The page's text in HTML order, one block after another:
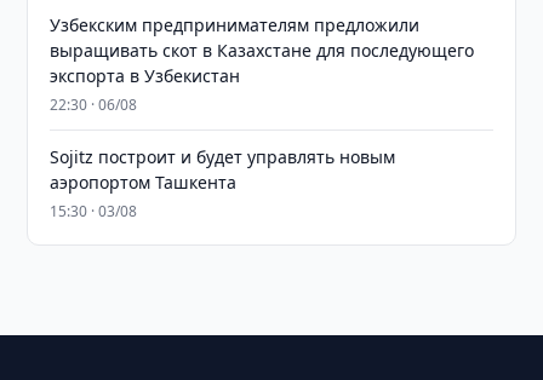
Узбекским предпринимателям предложили
выращивать скот в Казахстане для последующего
экспорта в Узбекистан
22:30 · 06/08
Sojitz построит и будет управлять новым
аэропортом Ташкента
15:30 · 03/08